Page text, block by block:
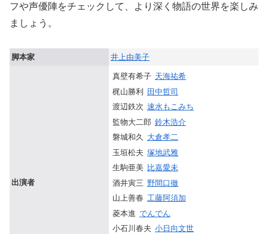
フや声優陣をチェックして、より深く物語の世界を楽しみ
ましょう。
脚本家 井上由美子
出演者
真壁有希子 天海祐希
梶山勝利 田中哲司
渡辺鉄次 速水もこみち
監物大二郎 鈴木浩介
磐城和久 大倉孝二
玉垣松夫 塚地武雅
生駒亜美 比嘉愛未
酒井寅三 野間口徹
山上善春 工藤阿須加
菱本進 でんでん
小石川春夫 小日向文世